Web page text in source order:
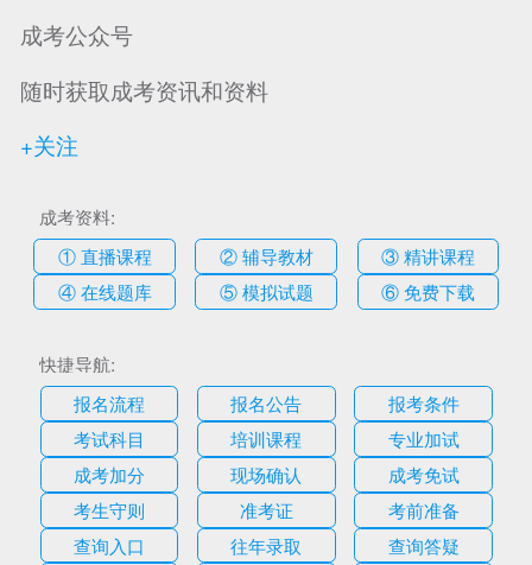
成考公众号
随时获取成考资讯和资料
+关注
成考资料:
① 直播课程
② 辅导教材
③ 精讲课程
④ 在线题库
⑤ 模拟试题 ⑥ 免费下载
快捷导航:
报名流程
报名公告
报考条件
考试科目
培训课程
专业加试
成考加分
现场确认
成考免试
考生守则
准考证
考前准备
查询入口
往年录取
查询答疑